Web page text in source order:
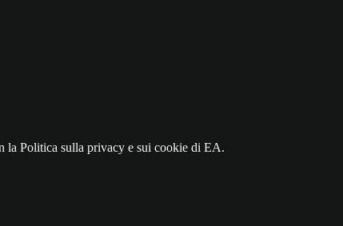
Politica sulla privacy e sui cookie di EA.